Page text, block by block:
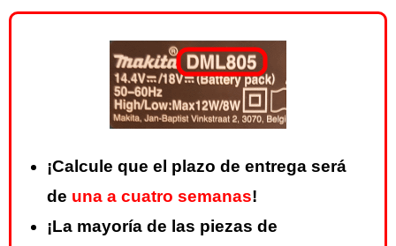
¡Calcule que el plazo de entrega será
de una a cuatro semanas!
¡La mayoría de las piezas de